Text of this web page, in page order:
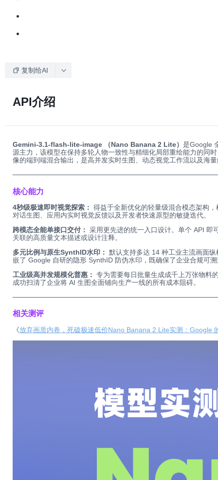
复制给AI
API介绍
Gemini-3.1-flash-lite-image （Nano Banana 2 Lite） 是Google
源主力，该模型在保持多轮人物一致性与精细化局部重绘能力的同
像的端到端混合输出，是高并发实时生图、动态视觉工作流以及海
核心能力
4秒级极速即时视觉探索： 得益于全新优化的轻量级混合模态架构
对话生图、应用内实时视觉反馈以及开发者快速原型的敏捷迭代。
跨模态全能单接口交付： 采用更先进的统一入口设计。单个 API 即
关联的高质量文本描述或设计注释。
多元比例与原生SynthID水印： 默认支持多达 14 种工业主流画面
嵌了 Google 自研的隐形 SynthID 防伪水印，既确保了企业合规可
工业级高并发规模化普惠： 专为需要每日批量生成成千上万张物料
成功扫清了企业将 AI 生图全面铺向生产一线的所有成本阻碍。
相关测评
《放弃画质内卷，死磕极速低价Nano Banana 2 Lite实测：Google